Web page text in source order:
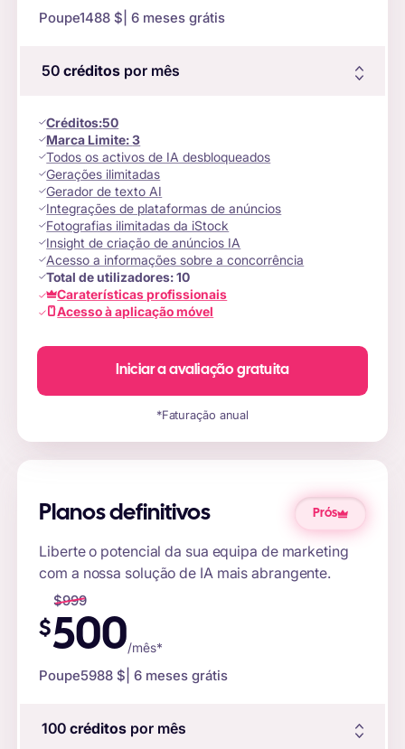
Poupe1488 $ | 6 meses grátis
50 créditospor mês
Créditos:50
Marca Limite:3
Todos os activos de IA desbloqueados
Gerações ilimitadas
Gerador de texto AI
Integrações de plataformas de anúncios
Fotografias ilimitadas da iStock
Insight de criação de anúncios IA
Acesso a informações sobre a concorrência
Total de utilizadores:10
Caraterísticas profissionais
Acesso à aplicação móvel
Iniciar a avaliação gratuita
*Faturação anual
Planos definitivos Prós
Liberte o potencial da sua equipa de marketing
com a nossa solução de IA mais abrangente.
$999
$500/mês*
Poupe5988 $ | 6 meses grátis
100 créditospor mês